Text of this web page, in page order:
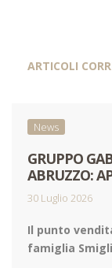
ARTICOLI
News
GRUPPO
ABRUZZO:
AMICO
30 Luglio 2026
Il punto
famiglia